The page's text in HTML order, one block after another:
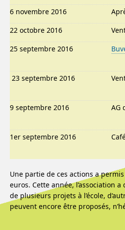
6 novembre 2016
22 octobre 2016
25 septembre 2016
23 septembre 2016
9 septembre 2016 AG
1er septembre 2016
Une partie de ces actions a
euros. Cette année, l’association
de plusieurs projets à l’école,
peuvent encore être proposés,